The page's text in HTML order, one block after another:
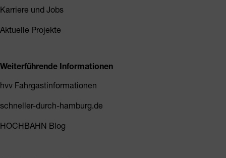
Karriere und Jobs
Aktuelle Projekte
Weiterführende Informationen
hvv Fahrgastinformationen
schneller-durch-hamburg.de
HOCHBAHN Blog